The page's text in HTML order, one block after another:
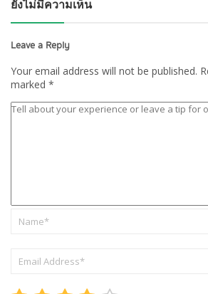
ยังไม่มีความเห็น
Leave a Reply
Your email address will not be published.
marked *